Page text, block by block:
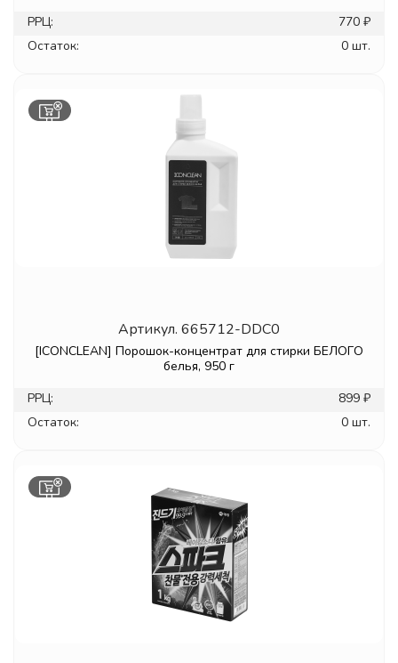
РРЦ:
770 ₽
Остаток:
0 шт.
Артикул. 665712-DDC0
[ICONCLEAN] Порошок-концентрат для стирки БЕЛОГО
белья, 950 г
РРЦ:
899 ₽
Остаток:
0 шт.